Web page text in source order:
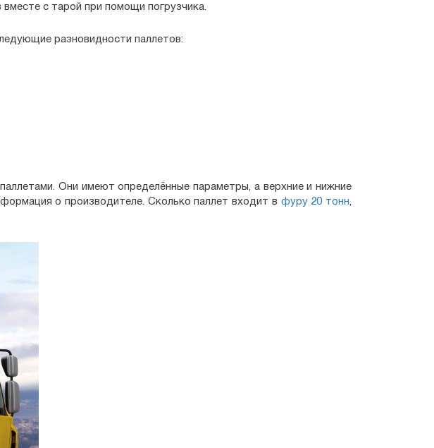
с тарой при помощи погрузчика.
разновидности паллетов:
Они имеют определённые параметры, а верхние и нижние
о производителе. Сколько паллет входит в фуру 20 тонн,